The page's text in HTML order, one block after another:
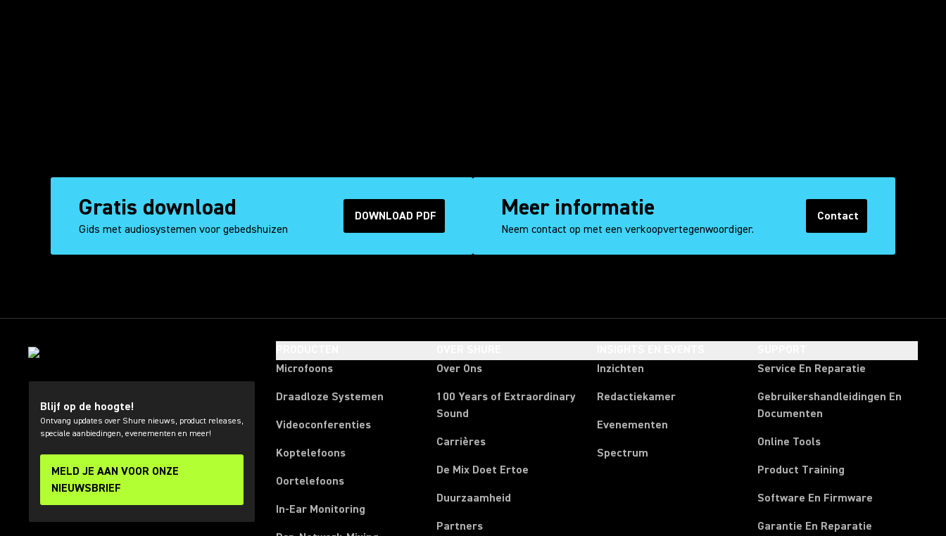
Gratis download
Gids met audiosystemen voor gebedshuizen
DOWNLOAD PDF
(Opens in a new tab)
Meer informatie
Neem contact op met een verkoopvertegenwoordiger.
Contact
Blijf op de hoogte!
Ontvang updates over Shure nieuws, product releases,
speciale aanbiedingen, evenementen en meer!
MELD JE AAN VOOR ONZE
NIEUWSBRIEF
Microfoons
Draadloze Systemen
Videoconferenties
Koptelefoons
Oortelefoons
In-Ear Monitoring
Over Ons
100 Years of Extraordinary
Sound
Carrières
De Mix Doet Ertoe
Duurzaamheid
Partners
Inzichten
Redactiekamer
Evenementen
Spectrum
Service En Reparatie
Gebruikershandleidingen En
Documenten
Online Tools
Product Training
Software En Firmware
Garantie En Reparatie